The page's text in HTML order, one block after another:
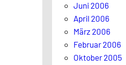
Juni 2006
April 2006
März 2006
Februar 2006
Oktober 2005